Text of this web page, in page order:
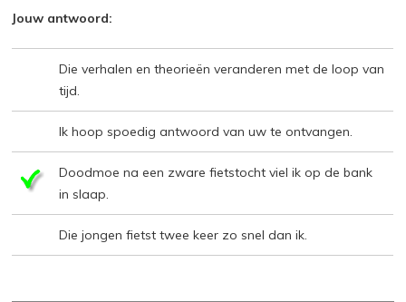
Jouw antwoord:
Die verhalen en theorieën veranderen met de loop van
tijd.
Ik hoop spoedig antwoord van uw te ontvangen.
Doodmoe na een zware fietstocht viel ik op de bank
in slaap.
Die jongen fietst twee keer zo snel dan ik.